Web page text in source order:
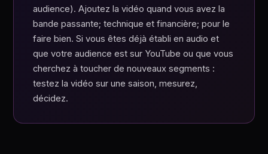
audience). Ajoutez la vidéo quand vous avez la
bande passante; technique et financière; pour le
faire bien. Si vous êtes déjà établi en audio et
que votre audience est sur YouTube ou que vous
cherchez à toucher de nouveaux segments :
testez la vidéo sur une saison, mesurez,
décidez.